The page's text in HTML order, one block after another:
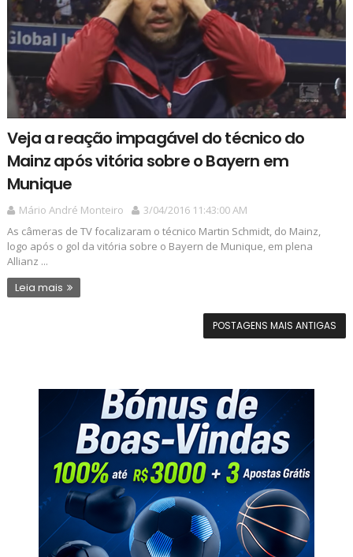
Veja a reação impagável do técnico do
Mainz após vitória sobre o Bayern em
Munique
Mário André Monteiro
3/04/2016 11:43:00 AM
As câmeras de TV focalizaram o técnico Martin Schmidt, do Mainz,
logo após o gol da vitória sobre o Bayern de Munique, em plena
Allianz ...
Leia mais
POSTAGENS MAIS ANTIGAS